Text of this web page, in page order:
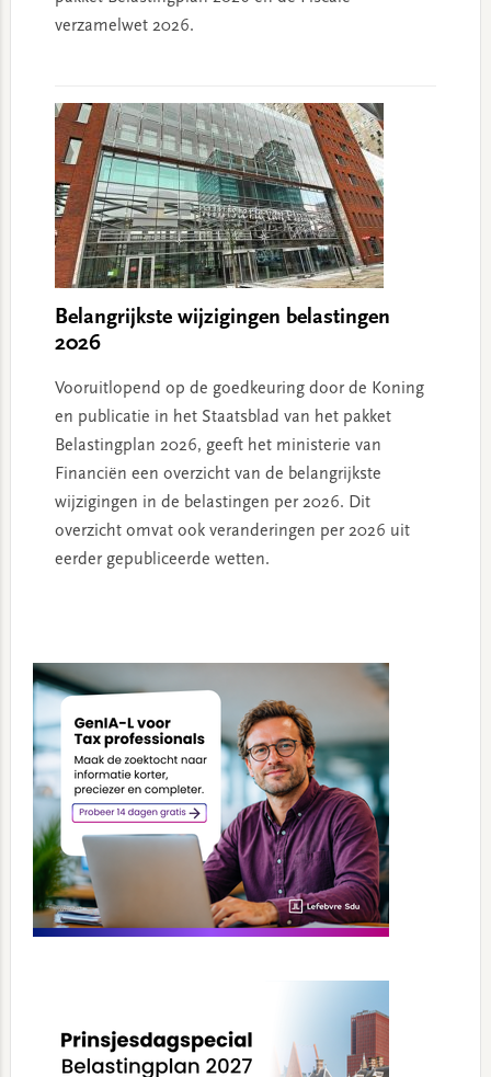
verzamelwet 2026.
Belangrijkste wijzigingen belastingen
2026
Vooruitlopend op de goedkeuring door de Koning
en publicatie in het Staatsblad van het pakket
Belastingplan 2026, geeft het ministerie van
Financiën een overzicht van de belangrijkste
wijzigingen in de belastingen per 2026. Dit
overzicht omvat ook veranderingen per 2026 uit
eerder gepubliceerde wetten.
Sidebar